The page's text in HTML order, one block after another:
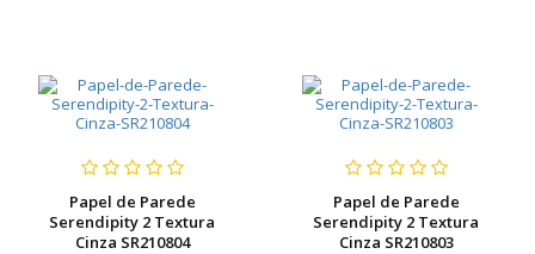
Papel de Parede
Serendipity 2 Textura
Cinza SR210804
Papel de Parede
Serendipity 2 Textura
Cinza SR210803